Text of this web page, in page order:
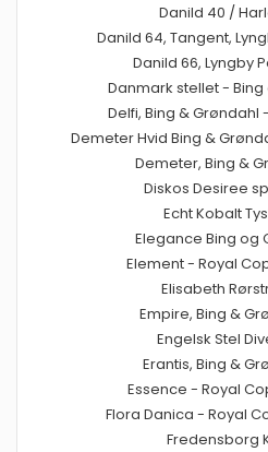
Danild 40 /
Danild 64, Tangent,
Danild 66, Lyngby
Danmark stellet - Bing
Delfi, Bing & Grøndahl
Demeter Hvid Bing &
Demeter, Bing &
Diskos Desiree
Echt Kobalt
Elegance Bing og
Element - Royal
Elisabeth
Empire, Bing &
Engelsk Stel
Erantis, Bing &
Essence - Royal
Flora Danica - Royal
Fredensborg